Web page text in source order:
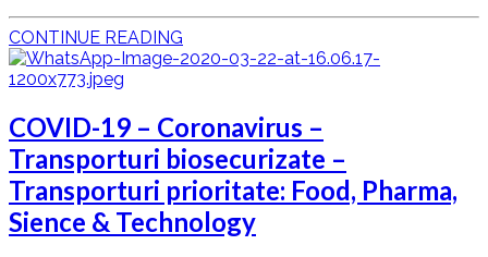
CONTINUE READING
COVID-19 – Coronavirus –
Transporturi biosecurizate –
Transporturi prioritate: Food, Pharma,
Sience & Technology